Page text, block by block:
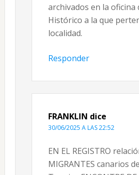
archivados en la oficina
Histórico a la que
localidad.
Responder
FRANKLIN dice
30/06/2025 A LAS 22:52
EN EL REGISTRO
MIGRANTES canarios